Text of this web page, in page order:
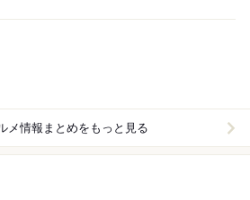
メ情報まとめをもっと見る